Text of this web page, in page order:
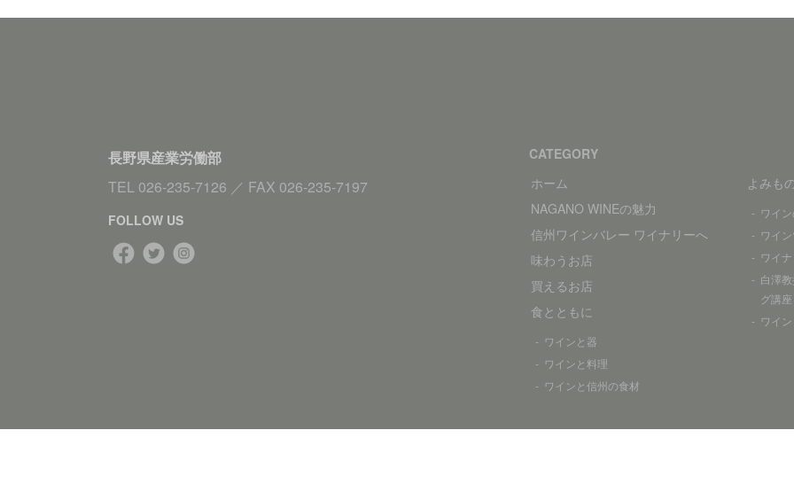
FOLLOW US
長野県産業労働部
TEL 026-235-7126 ／ FAX 026-235-7197
CATEGORY
ホーム
NAGANO WINEの魅力
信州ワインバレー ワイナリーへ
味わうお店
買えるお店
食とともに
ワインと器
ワインと料理
ワインと信州の食材
よみも
ワイ
ワイ
ワイ
白澤
グ講座
ワイ